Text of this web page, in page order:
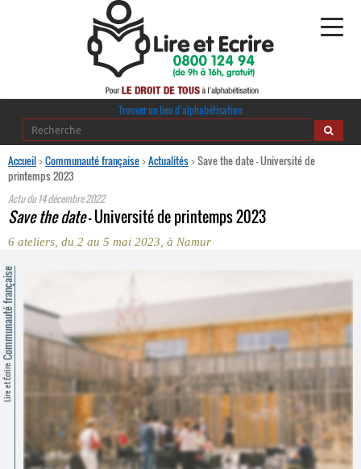
Alphabétisation
Comprendre et parler
Bienvenue en Belgique
Espace presse
Trouver un lieu d’alphabétisation
Trouver un lieu d’alphabétisation
Accueil>Communauté française>Actualités>Save the date – Université de
printemps 2023
Actu du14 décembre 2022
Save the date– Université de printemps 2023
6 ateliers, du 2 au 5 mai 2023, à Namur
Lire et Écrire
Communauté française